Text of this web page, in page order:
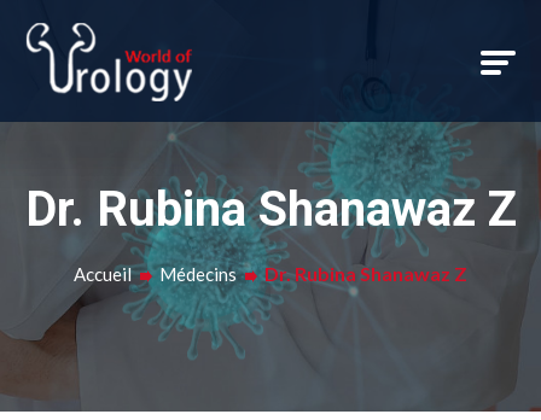
Dr. Rubina Shanawaz Z
Accueil Médecins Dr. Rubina Shanawaz Z